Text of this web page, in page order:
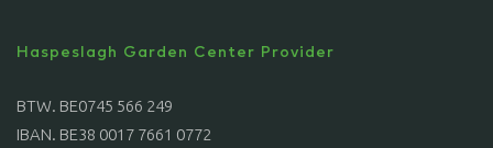
Haspeslagh Garden Center Provider
BTW. BE0745 566 249
IBAN. BE38 0017 7661 0772